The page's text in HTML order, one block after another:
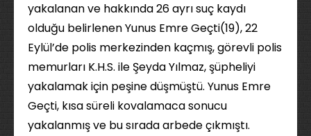
yakalanan ve hakkında 26 ayrı suç kaydı
olduğu belirlenen Yunus Emre Geçti(19), 22
Eylül’de polis merkezinden kaçmış, görevli polis
memurları K.H.S. ile Şeyda Yılmaz, şüpheliyi
yakalamak için peşine düşmüştü. Yunus Emre
Geçti, kısa süreli kovalamaca sonucu
yakalanmış ve bu sırada arbede çıkmıştı.